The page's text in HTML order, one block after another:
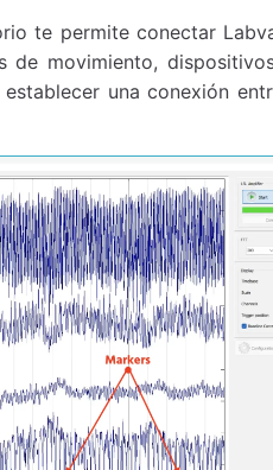
te permite conectar
de movimiento,
una conexión